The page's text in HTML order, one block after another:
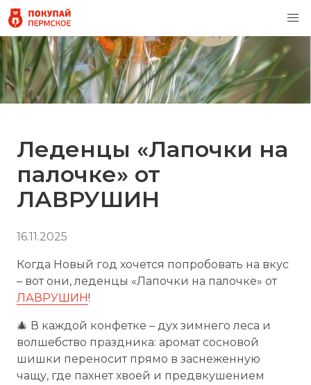
Леденцы «Лапочки на
палочке» от
ЛАВРУШИН
16.11.2025
Когда Новый год хочется попробовать на вкус
– вот они, леденцы «Лапочки на палочке» от
ЛАВРУШИН!
🎄 В каждой конфетке – дух зимнего леса и
волшебство праздника: аромат сосновой
шишки переносит прямо в заснеженную
чащу, где пахнет хвоей и предвкушением